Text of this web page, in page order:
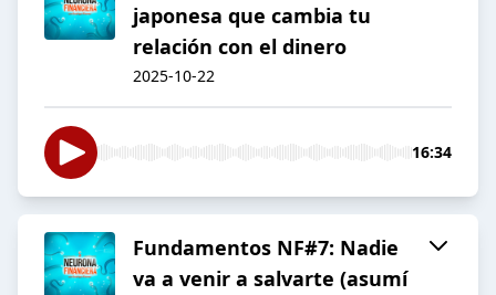
japonesa que cambia tu
relación con el dinero
2025-10-22
16:34
Fundamentos NF#7: Nadie
va a venir a salvarte (asumí